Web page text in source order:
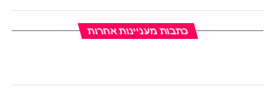
כתבות מעניינות אחרות